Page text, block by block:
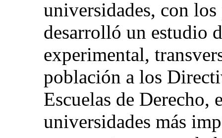
universidades, con
desarrolló un estudio
experimental,
población a los
Escuelas de Derecho,
universidades más